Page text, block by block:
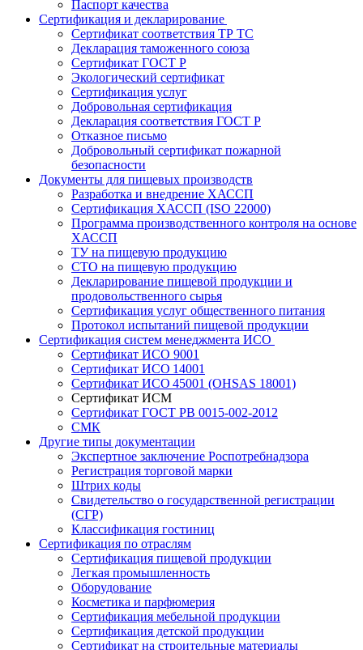
Паспорт качества
Сертификация и декларирование
Сертификат соответствия ТР ТС
Декларация таможенного союза
Сертификат ГОСТ Р
Экологический сертификат
Сертификация услуг
Добровольная сертификация
Декларация соответствия ГОСТ Р
Отказное письмо
Добровольный сертификат пожарной
безопасности
Документы для пищевых производств
Разработка и внедрение ХАССП
Сертификация ХАССП (ISO 22000)
Программа производственного контроля на основе
ХАССП
ТУ на пищевую продукцию
СТО на пищевую продукцию
Декларирование пищевой продукции и
продовольственного сырья
Сертификация услуг общественного питания
Протокол испытаний пищевой продукции
Сертификация систем менеджмента ИСО
Сертификат ИСО 9001
Сертификат ИСО 14001
Сертификат ИСО 45001 (OHSAS 18001)
Сертификат ИСМ
Сертификат ГОСТ РВ 0015-002-2012
СМК
Другие типы документации
Экспертное заключение Роспотребнадзора
Регистрация торговой марки
Штрих коды
Свидетельство о государственной регистрации
(СГР)
Классификация гостиниц
Сертификация по отраслям
Сертификация пищевой продукции
Легкая промышленность
Оборудование
Косметика и парфюмерия
Сертификация мебельной продукции
Сертификация детской продукции
Сертификат на строительные материалы